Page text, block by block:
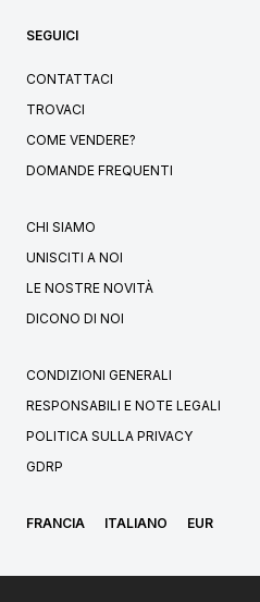
SEGUICI
CONTATTACI
TROVACI
COME VENDERE?
DOMANDE FREQUENTI
CHI SIAMO
UNISCITI A NOI
LE NOSTRE NOVITÀ
DICONO DI NOI
CONDIZIONI GENERALI
RESPONSABILI E NOTE LEGALI
POLITICA SULLA PRIVACY
GDRP
FRANCIA ITALIANO EUR